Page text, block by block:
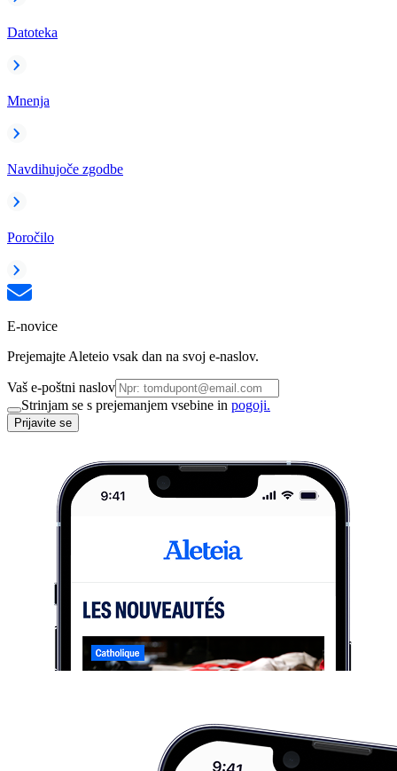
Datoteka
Mnenja
Navdihujoče zgodbe
Poročilo
E-novice
Prejemajte Aleteio vsak dan na svoj e-naslov.
Vaš e-poštni naslov
Strinjam se s prejemanjem vsebine in pogoji.
Prijavite se